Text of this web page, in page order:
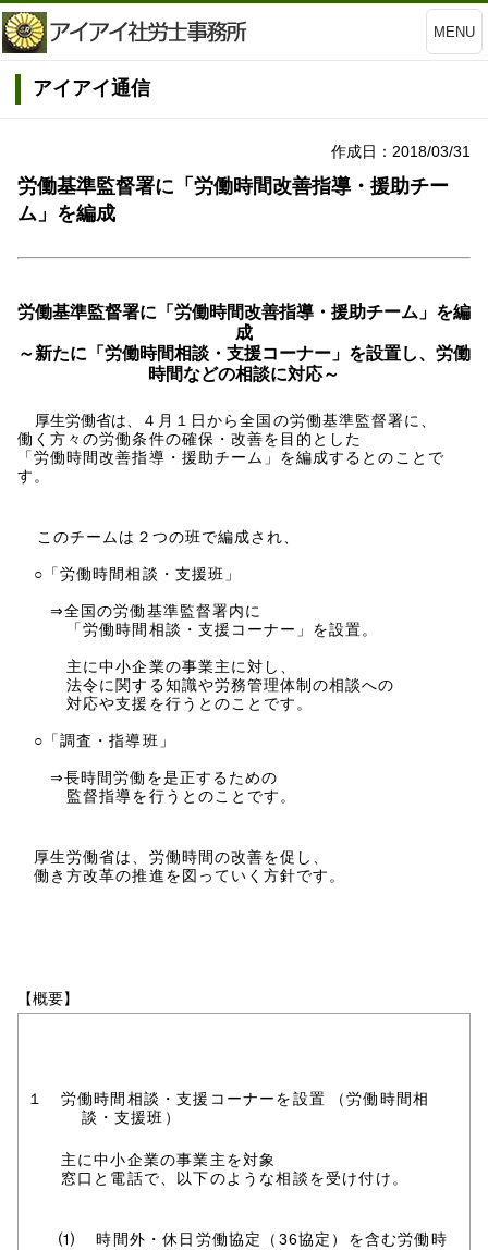
MENU
アイアイ通信
作成日：2018/03/31
労働基準監督署に「労働時間改善指導・援助チー
ム」を編成
労働基準監督署に「労働時間改善指導・援助チーム」を編
成
～新たに「労働時間相談・支援コーナー」を設置し、労働
時間などの相談に対応～
厚生労働省は、
４月１日から全国の労働基準監督署に、
働く方々の労働条件の確保・改善を目的とした
「労働時間改善指導・援助チーム」を編成するとのことで
す。
このチームは２つの班で編成され、
○「労働時間相談・支援班」
⇒全国の労働基準監督署内に
「労働時間相談・支援コーナー」を設置。
主に中小企業の事業主に対し、
法令に関する知識や労務管理体制の相談への
対応や支援を行うとのことです。
○「調査・指導班」
⇒長時間労働を是正するための
監督指導を行うとのことです。
厚生労働省は、労働時間の改善を促し、
働き方改革の推進を図っていく方針です。
【概要】
１ 労働時間相談・支援コーナーを設置
（労働時間相
談・支援班）
主に中小企業の事業主を対象
窓口と電話で、以下のような相談を受け付け。
⑴
時間外・休日労働協定（36協定）を含む労働時